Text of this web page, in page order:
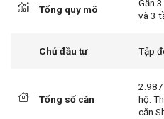
Tổng quy mô
Gần
và 3
Chủ đầu tư Tập
Tổng số căn
hộ.
căn